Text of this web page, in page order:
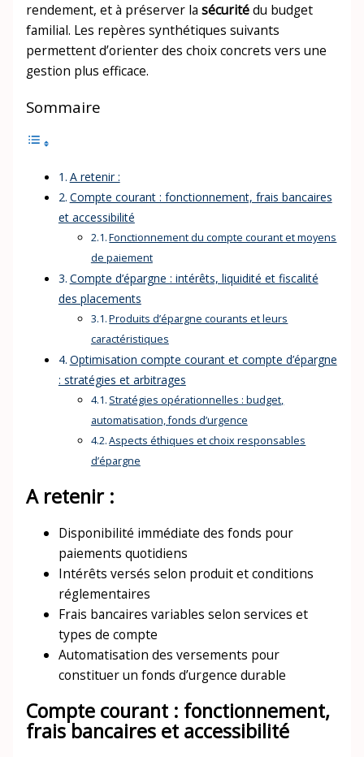
rendement, et à préserver la sécuritédu budget
familial. Les repères synthétiques suivants
permettent d’orienter des choix concrets vers une
gestion plus efficace.
Sommaire
A retenir :
Compte courant : fonctionnement, frais bancaires
et accessibilité
Fonctionnement du compte courant et moyens
de paiement
Compte d’épargne : intérêts, liquidité et fiscalité
des placements
Produits d’épargne courants et leurs
caractéristiques
Optimisation compte courant et compte d’épargne
: stratégies et arbitrages
Stratégies opérationnelles : budget,
automatisation, fonds d’urgence
Aspects éthiques et choix responsables
d’épargne
A retenir :
Disponibilité immédiate des fonds pour
paiements quotidiens
Intérêts versés selon produit et conditions
réglementaires
Frais bancaires variables selon services et
types de compte
Automatisation des versements pour
constituer un fonds d’urgence durable
Compte courant : fonctionnement,
frais bancaires et accessibilité